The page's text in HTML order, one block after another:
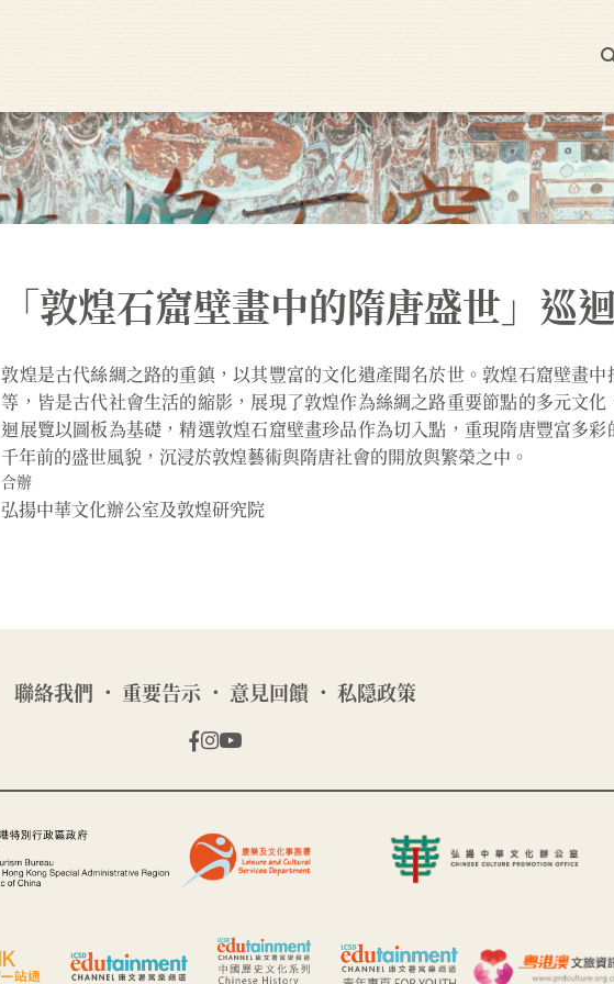
「敦煌石窟壁畫中的隋唐盛世」巡
敦煌是古代絲綢之路的重鎮，以其豐富的文化遺產聞名於世。敦煌石窟壁畫
等，皆是古代社會生活的縮影，展現了敦煌作為絲綢之路重要節點的多元文
迴展覽以圖板為基礎，精選敦煌石窟壁畫珍品作為切入點，重現隋唐豐富多
千年前的盛世風貌，沉浸於敦煌藝術與隋唐社會的開放與繁榮之中。
合辦
弘揚中華文化辦公室及敦煌研究院
聯絡我們 重要告示 意見回饋 私隠政策